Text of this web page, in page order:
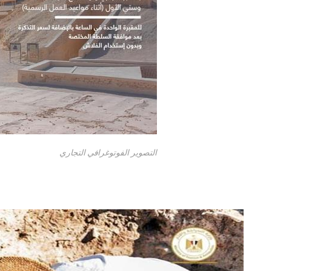
التصوير الفوتوغرافي التجاري